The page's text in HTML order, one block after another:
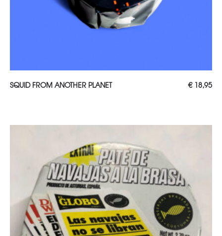
TOEVOEGEN AAN WINKELWAGEN
SQUID FROM ANOTHER PLANET €18,95